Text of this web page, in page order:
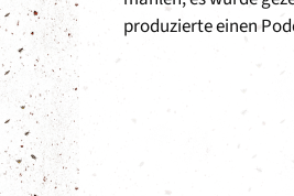
produzierte einen